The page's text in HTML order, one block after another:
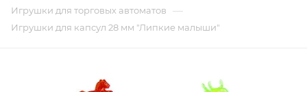
Игрушки для торговых автоматов —
Игрушки для капсул 28 мм "Липкие малыши"